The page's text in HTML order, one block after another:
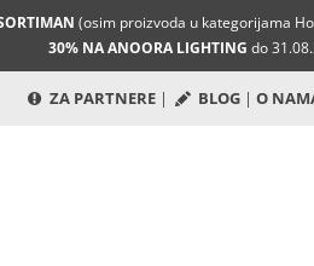
(osim proizvoda u kategorijama
30% NA ANOORA LIGHTING do
ZA PARTNERE | BLOG | O